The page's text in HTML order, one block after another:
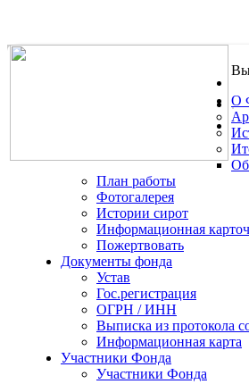
.
Вы
О
План работы
Фотогалерея
Истории сирот
Информационная
Пожертвовать
Документы фонда
Устав
Гос.регистрация
ОГРН / ИНН
Выписка из протокола
Информационная карта
Участники Фонда
Участники Фонда